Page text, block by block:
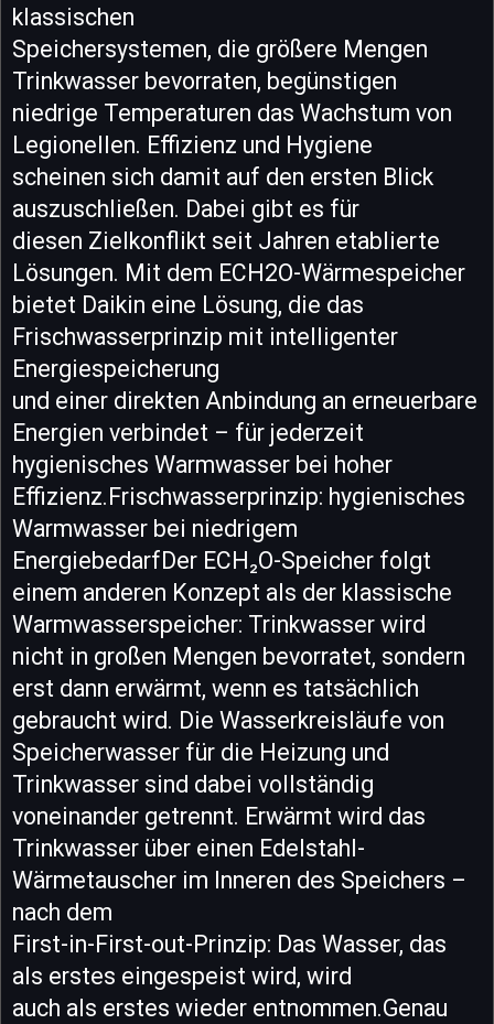
klassischen
Speichersystemen, die größere Mengen
Trinkwasser bevorraten, begünstigen
niedrige Temperaturen das Wachstum von
Legionellen. Effizienz und Hygiene
scheinen sich damit auf den ersten Blick
auszuschließen. Dabei gibt es für
diesen Zielkonflikt seit Jahren etablierte
Lösungen. Mit dem ECH2O-Wärmespeicher
bietet Daikin eine Lösung, die das
Frischwasserprinzip mit intelligenter
Energiespeicherung
und einer direkten Anbindung an erneuerbare
Energien verbindet – für jederzeit
hygienisches Warmwasser bei hoher
Effizienz.Frischwasserprinzip: hygienisches
Warmwasser bei niedrigem
EnergiebedarfDer ECH₂O-Speicher folgt
einem anderen Konzept als der klassische
Warmwasserspeicher: Trinkwasser wird
nicht in großen Mengen bevorratet, sondern
erst dann erwärmt, wenn es tatsächlich
gebraucht wird. Die Wasserkreisläufe von
Speicherwasser für die Heizung und
Trinkwasser sind dabei vollständig
voneinander getrennt. Erwärmt wird das
Trinkwasser über einen Edelstahl-
Wärmetauscher im Inneren des Speichers –
nach dem
First-in-First-out-Prinzip: Das Wasser, das
als erstes eingespeist wird, wird
auch als erstes wieder entnommen.Genau